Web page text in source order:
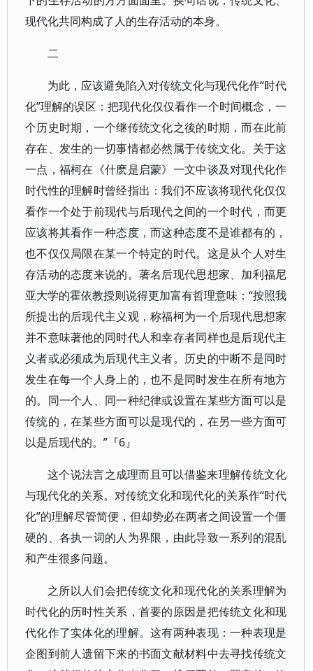
现代化共同构成了人的生存活动的本身。
二
为此，应该避免陷入对传统文化与现代化作“时代
化”理解的误区：把现代化仅仅看作一个时间概念，一
个历史时期，一个继传统文化之後的时期，而在此前
存在、发生的一切事情都必然属于传统文化。关于这
一点，福柯在《什麽是启蒙》一文中谈及对现代化作
时代性的理解时曾经指出：我们不应该将现代化仅仅
看作一个处于前现代与后现代之间的一个时代，而更
应该将其看作一种态度，而这种态度不是谁都有的，
也不仅仅局限在某一个特定的时代。这是从个人对生
存活动的态度来说的。著名后现代思想家、加利福尼
亚大学的霍依教授则说得更加富有哲理意味：“按照我
所提出的后现代主义观，称福柯为一个后现代思想家
并不意味著他的同时代人和幸存者同样也是后现代主
义者或必须成为后现代主义者。历史的中断不是同时
发生在每一个人身上的，也不是同时发生在所有地方
的。同一个人、同一种纪律或设置在某些方面可以是
传统的，在某些方面可以是现代的，在另一些方面可
以是后现代的。”『6』
这个说法言之成理而且可以借鉴来理解传统文化
与现代化的关系。对传统文化和现代化的关系作“时代
化”的理解尽管简便，但却势必在两者之间设置一个僵
硬的、各执一词的人为界限，由此导致一系列的混乱
和产生很多问题。
之所以人们会把传统文化和现代化的关系理解为
时代化的历时性关系，首要的原因是把传统文化和现
代化作了实体化的理解。这有两种表现：一种表现是
企图到前人遗留下来的书面文献材料中去寻找传统文